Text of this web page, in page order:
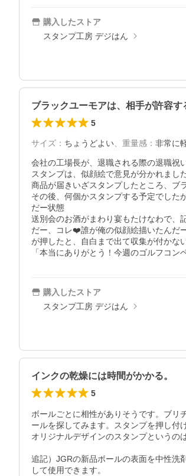
購入したストア
スタンプ工房 デジはん
ブラックユーモアは、相手が許容す
5
サイズ ： ちょうどよい、 重量感 ： 非常に
会社の工場長が、退職される際の退職祝
スタンプは、似顔絵で意見が分かれまし
商品が届きいざスタンプしたところ、ブ
その後、何個かスタンプする予定でした
だー状態
送別会のお酒がまわり宴もたけなわで、
だー、コレ❤️誰が俺の似顔絵描いたんだ
が押したと、自白まで出て収集が付かな
「本当にありがとう！今週のゴルフコ
購入したストア
スタンプ工房 デジはん
インクの乾燥には時間がかかる。
5
ボールごとに相性がありそうです。ブリ
ールを探してみます。スタンプを押し付
オリジナルデザインのスタンプというの
追記）JGRの新品ボールの表面を中性洗
して使用できます。